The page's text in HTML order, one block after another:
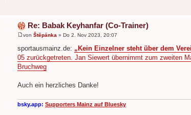
Re: Babak Keyhanfar (Co-Trainer)
i
t
a
von Štěpánka » Do 2. Nov 2023, 20:07
sportausmainz.de: „Kein Einzelner steht über dem
05 zurückgetreten. Jan Siewert übernimmt zum zweiten
Bruchweg
Auch ein herzliches Danke!
bsky.app: Supporters Mainz auf Bluesky